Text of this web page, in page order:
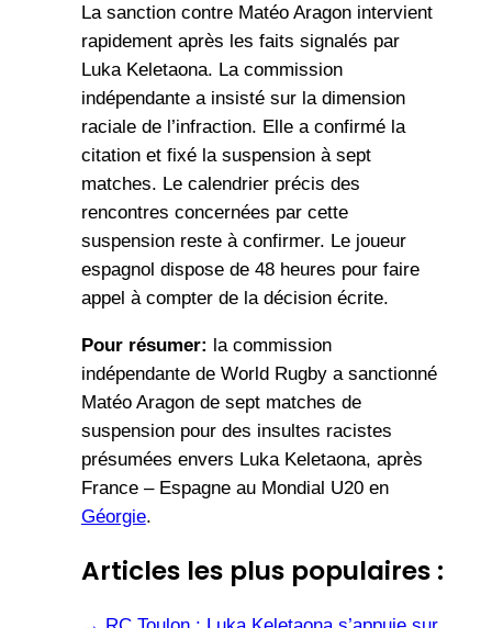
La sanction contre Matéo Aragon intervient
rapidement après les faits signalés par
Luka Keletaona. La commission
indépendante a insisté sur la dimension
raciale de l’infraction. Elle a confirmé la
citation et fixé la suspension à sept
matches. Le calendrier précis des
rencontres concernées par cette
suspension reste à confirmer. Le joueur
espagnol dispose de 48 heures pour faire
appel à compter de la décision écrite.
Pour résumer: la commission
indépendante de World Rugby a sanctionné
Matéo Aragon de sept matches de
suspension pour des insultes racistes
présumées envers Luka Keletaona, après
France – Espagne au Mondial U20 en
Géorgie.
Articles les plus populaires :